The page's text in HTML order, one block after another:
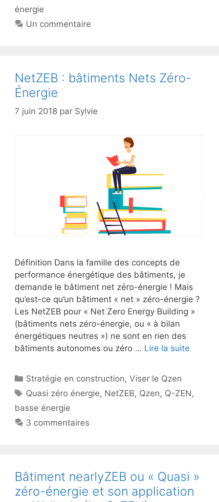
énergie
Un commentaire
NetZEB : bâtiments Nets Zéro-
Énergie
7 juin 2018 par Sylvie
Définition Dans la famille des concepts de
performance énergétique des bâtiments, je
demande le bâtiment net zéro-énergie ! Mais
qu’est-ce qu’un bâtiment « net » zéro-énergie ?
Les NetZEB pour « Net Zero Energy Building »
(bâtiments nets zéro-énergie, ou « à bilan
énergétiques neutres ») ne sont en rien des
bâtiments autonomes ou zéro … Lire la suite
Catégories
Stratégie en construction,Viser le Qzen
Étiquettes
Quasi zéro énergie, NetZEB, Qzen, Q-ZEN,
basse énergie
3 commentaires
Bâtiment nearlyZEB ou « Quasi »
zéro-énergie et son application